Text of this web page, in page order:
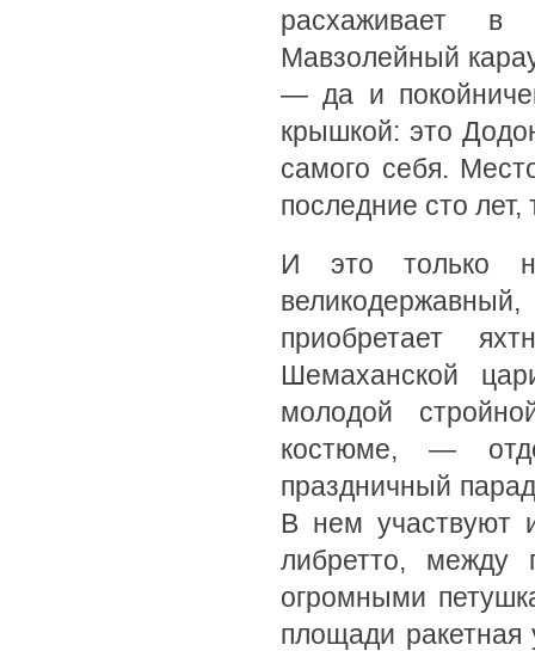
расхаживает в
Мавзолейный
— да и
крышкой: это
самого себя.
последние сто
И это только
приобретает
Шемаханской
молодой
костюме, —
праздничный
В нем участвуют
либретто, между
огромными
площади ракетная